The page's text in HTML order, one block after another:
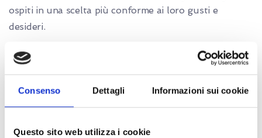
Consenso Dettagli Informazioni sui cookie
Questo sito web utilizza i cookie
ospiti in una scelta più conforme ai loro gusti e
desideri.
Tutte le camere sono provviste di: Letto King size, Aria
LED FULL HD 32 pollici, SKY TV GOLD VISION,
Bagno in marmo con box doccia o vasca, asciugacapelli,